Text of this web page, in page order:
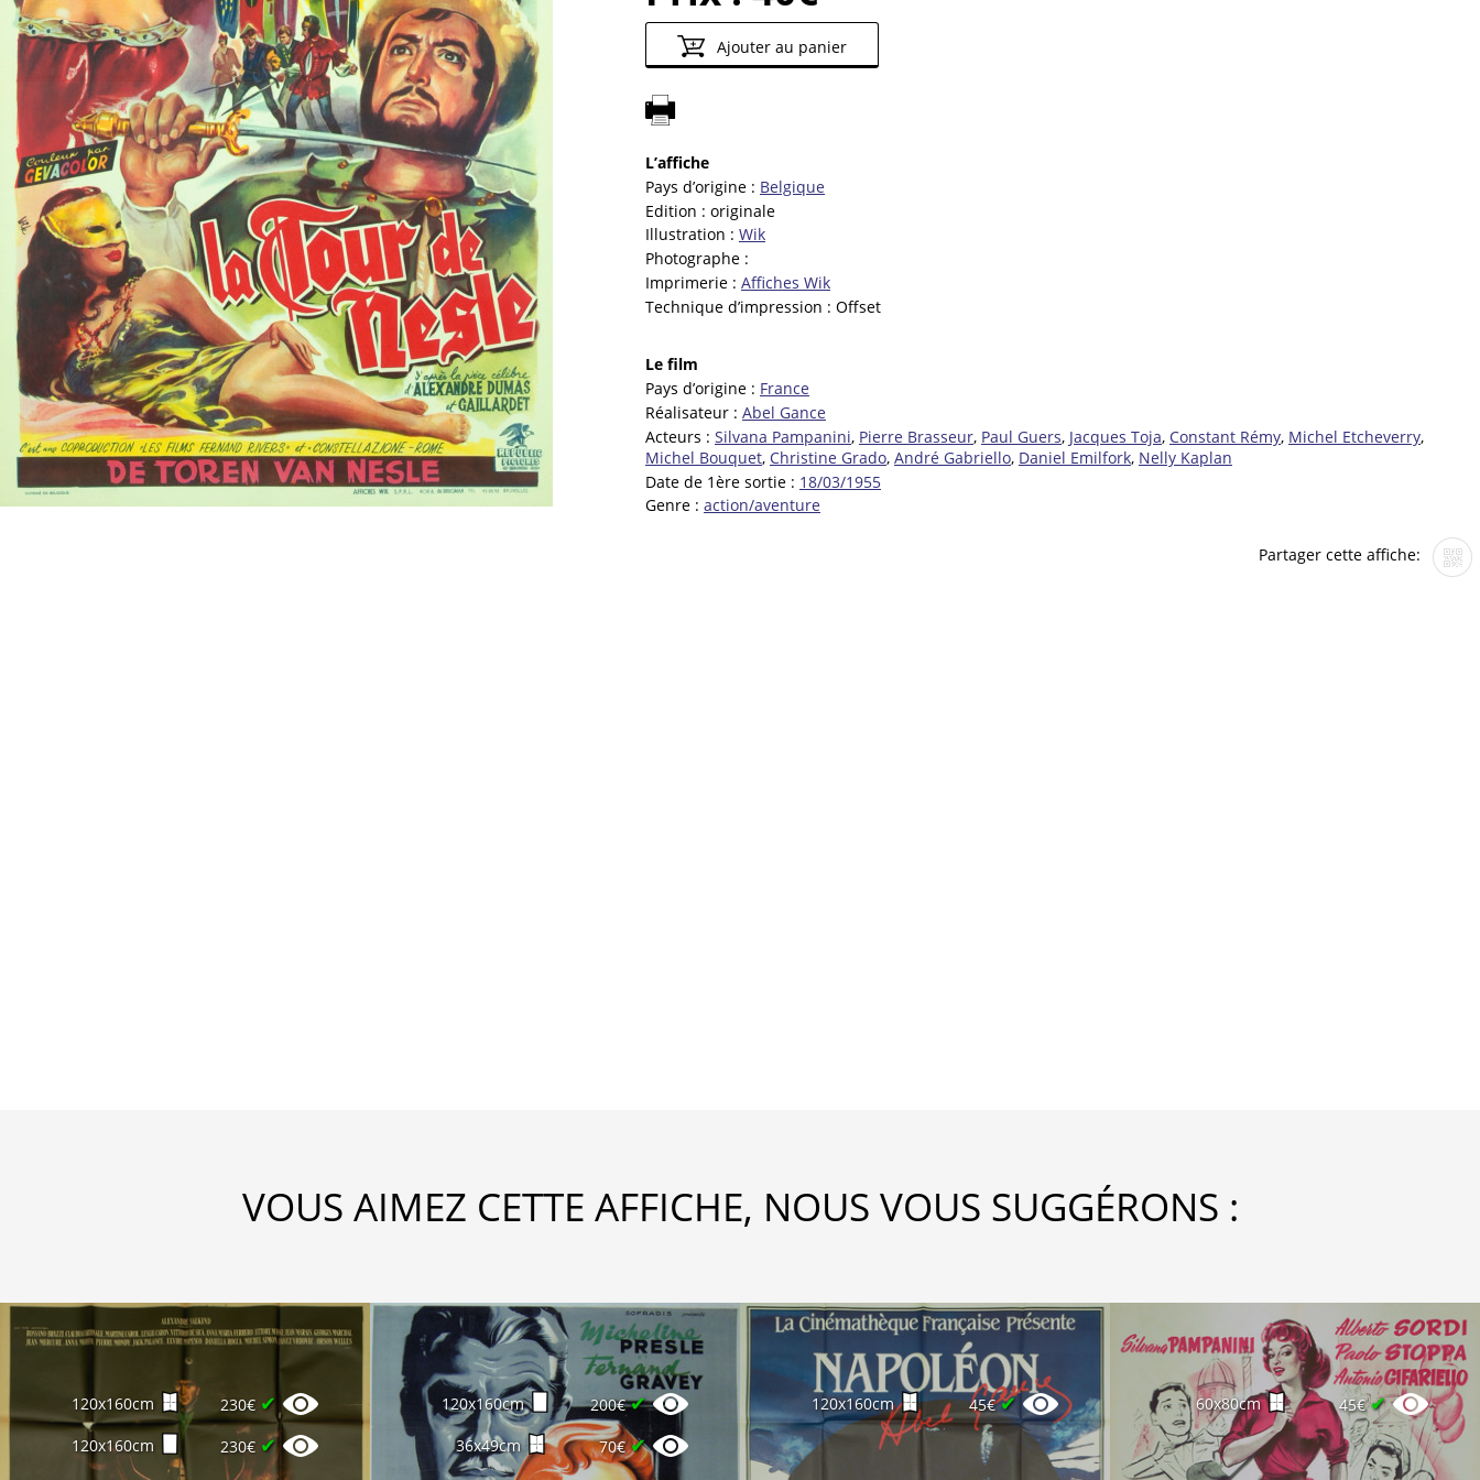
Ajouter au panier
L’affiche
Pays d’origine : Belgique
Edition : originale
Illustration : Wik
Photographe :
Imprimerie : Affiches Wik
Technique d’impression : Offset
Le film
Pays d’origine : France
Réalisateur : Abel Gance
Acteurs : Silvana Pampanini, Pierre Brasseur, Paul Guers, Jacques Toja, Constant Rémy, Michel Etcheverry,
Michel Bouquet, Christine Grado, André Gabriello, Daniel Emilfork, Nelly Kaplan
Date de 1ère sortie : 18/03/1955
Genre : action/aventure
Partager cette affiche:
VOUS AIMEZ CETTE AFFICHE, NOUS VOUS SUGGÉRONS :
120x160cm 230€ ✔
120x160cm 230€ ✔
120x160cm 200€✔
36x49cm 70€✔
120x160cm 45€✔ 60x80cm 45€✔